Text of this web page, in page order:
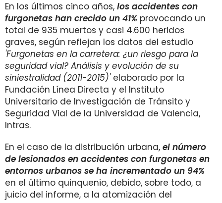
En los últimos cinco años, los accidentes con
furgonetas han crecido un 41% provocando un
total de 935 muertos y casi 4.600 heridos
graves, según reflejan los datos del estudio
'Furgonetas en la carretera: ¿un riesgo para la
seguridad vial? Análisis y evolución de su
siniestralidad (2011-2015)'elaborado por la
Fundación Línea Directa y el Instituto
Universitario de Investigación de Tránsito y
Seguridad Vial de la Universidad de Valencia,
Intras.
En el caso de la distribución urbana, el número
de lesionados en accidentes con furgonetas en
entornos urbanos se ha incrementado un 94%
en el último quinquenio, debido, sobre todo, a
juicio del informe, a la atomización del